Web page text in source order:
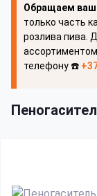
Обращаем
только часть
розлива пива.
телефону ☎️